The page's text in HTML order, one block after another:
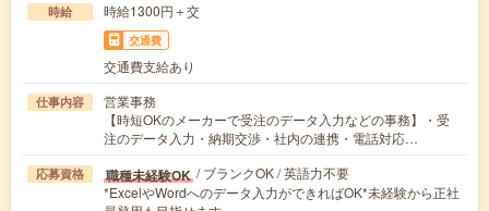
時給 時給1300円＋交
交通費
交通費支給あり
仕事内容
営業事務
【時短OKのメーカーで受注のデータ入力などの事務】・受
注のデータ入力・納期交渉・社内の連携・電話対応…
応募資格 職種未経験OK / ブランクOK / 英語力不要
*ExcelやWordへのデータ入力ができればOK*未経験から正社